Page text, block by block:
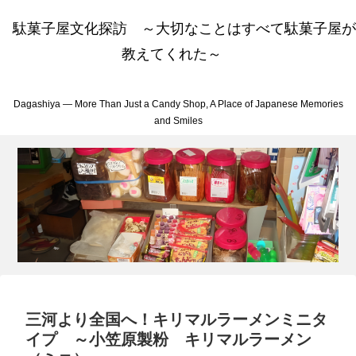
駄菓子屋文化探訪 ～大切なことはすべて駄菓子屋が
教えてくれた～
Dagashiya — More Than Just a Candy Shop, A Place of Japanese Memories
and Smiles
三河より全国へ！キリマルラーメンミニタ
イプ ～小笠原製粉 キリマルラーメン